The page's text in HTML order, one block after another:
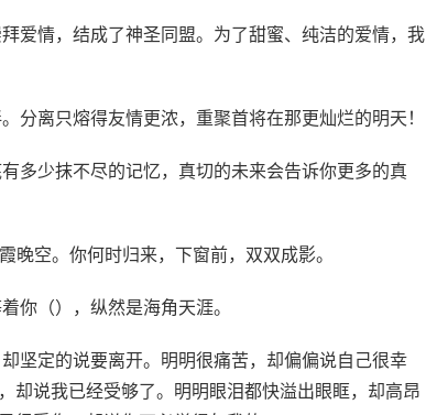
爱情，结成了神圣同盟。为了甜蜜、纯洁的爱情，我
分离只熔得友情更浓，重聚首将在那更灿烂的明天！
多少抹不尽的记忆，真切的未来会告诉你更多的真
晚空。你何时归来，下窗前，双双成影。
你（），纵然是海角天涯。
坚定的说要离开。明明很痛苦，却偏偏说自己很幸
却说我已经受够了。明明眼泪都快溢出眼眶，却高昂